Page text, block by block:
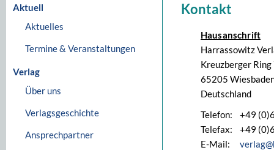
Aktuell
Aktuelles
Termine & Veranstaltungen
Verlag
Über uns
Verlagsgeschichte
Ansprechpartner
Kontakt
Hausanschrift
Harrassowitz
Kreuzberger Ring
65205
Deutschland
Telefon:
+49
Telefax:
+49
E-Mail: